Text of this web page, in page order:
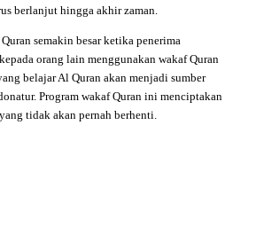
berlanjut hingga akhir zaman.
semakin besar ketika penerima
orang lain menggunakan wakaf Quran
belajar Al Quran akan menjadi sumber
Program wakaf Quran ini menciptakan
tidak akan pernah berhenti.